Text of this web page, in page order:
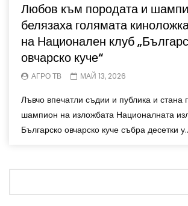
Любов към породата и
белязаха голямата
на Национален клуб
овчарско куче“
АГРО ТВ МАЙ 13, 2026
Лъвчо впечатли съдии и публика и стана
шампион на изложбата Националната
Българско овчарско куче събра десетки